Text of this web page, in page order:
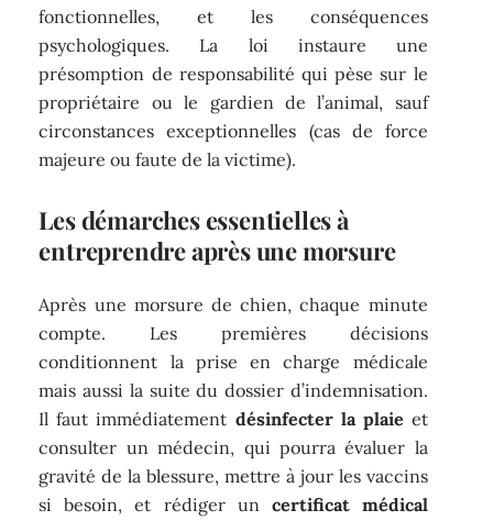
fonctionnelles, et les conséquences
psychologiques. La loi instaure une
présomption de responsabilité qui pèse sur le
propriétaire ou le gardien de l’animal, sauf
circonstances exceptionnelles (cas de force
majeure ou faute de la victime).
Les démarches essentielles à
entreprendre après une morsure
Après une morsure de chien, chaque minute
compte. Les premières décisions
conditionnent la prise en charge médicale
mais aussi la suite du dossier d’indemnisation.
Il faut immédiatement désinfecter la plaie et
consulter un médecin, qui pourra évaluer la
gravité de la blessure, mettre à jour les vaccins
si besoin, et rédiger un certificat médical